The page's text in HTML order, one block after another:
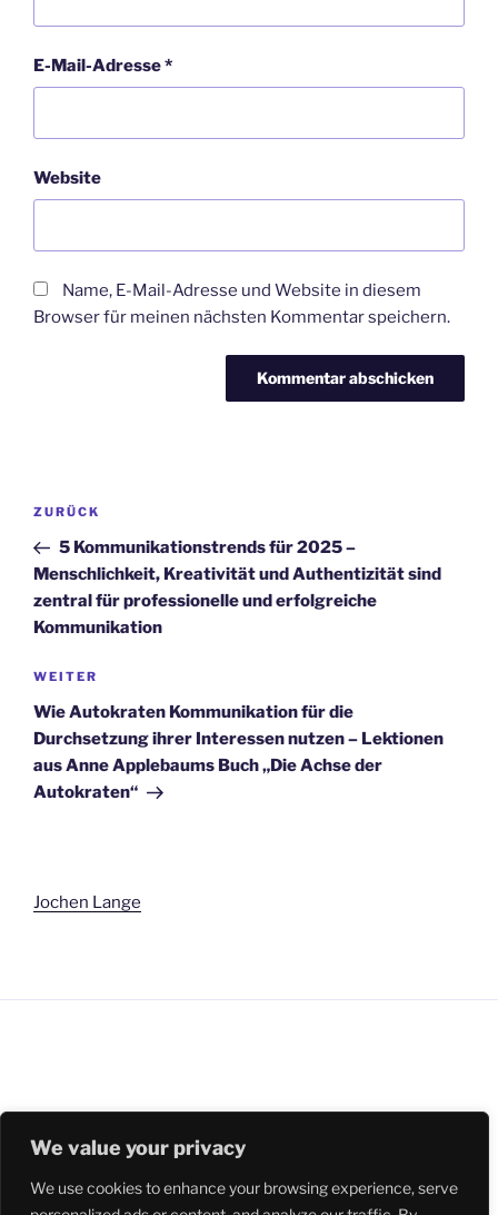
We value your privacy
We use cookies to enhance your browsing experience, serve
E-Mail-Adresse*
Website
Name, E-Mail-Adresse und Website in diesem
Browser für meinen nächsten Kommentar speichern.
Beitragsnavigation
Vorheriger
Beitrag
ZURÜCK
5 Kommunikationstrends für 2025 –
Menschlichkeit, Kreativität und Authentizität sind
zentral für professionelle und erfolgreiche
Kommunikation
Nächster
Beitrag
WEITER
Wie Autokraten Kommunikation für die
Durchsetzung ihrer Interessen nutzen – Lektionen
aus Anne Applebaums Buch „Die Achse der
Autokraten“
Jochen Lange
LinkedIn